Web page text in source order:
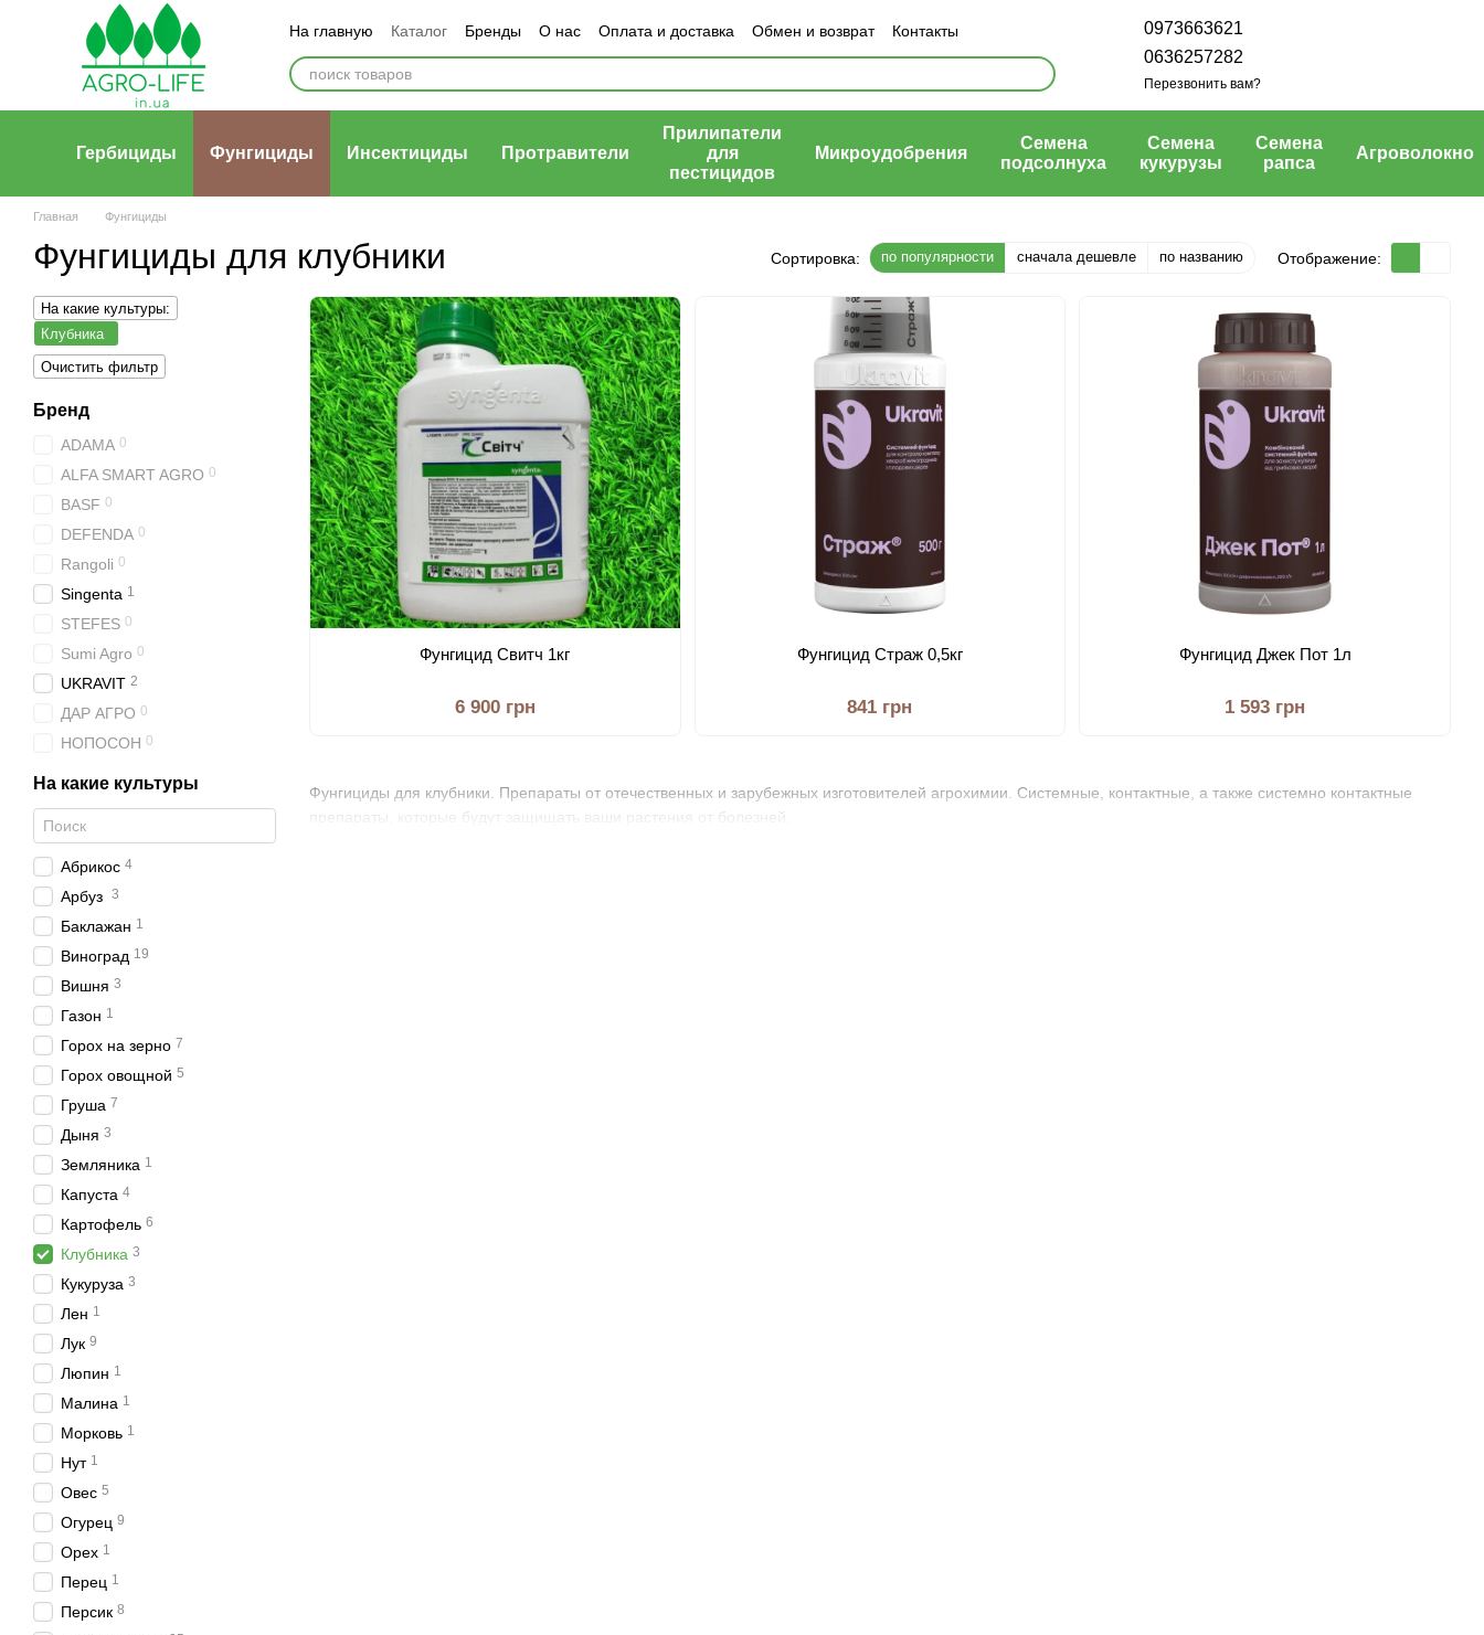
Перейти к основному контенту
На главную Каталог Бренды О нас Оплата и доставка Обмен и возврат Контакты
0973663621
0636257282
Перезвонить вам?
Гербициды Фунгициды Инсектициды Протравители
Прилипатели
для
пестицидов
Микроудобрения
Семена
подсолнуха
Семена
кукурузы
Семена
рапса
Агроволокно
Главная Фунгициды
Фунгициды для клубники Сортировка: по популярности сначала дешевле по названию Отображение:
Фунгициды для клубники. Препараты от отечественных и зарубежных изготовителей агрохимии. Системные, контактные, а также системно контактные
препараты, которые будут защищать ваши растения от болезней.
Фунгицид Свитч 1кг
6 900 грн
Фунгицид Страж 0,5кг
841 грн
Фунгицид Джек Пот 1л
1 593 грн
На какие культуры:
Клубника
Очистить фильтр
Бренд
ADAMA 0
ALFA SMART AGRO 0
BASF 0
DEFENDA 0
Rangoli 0
Singenta 1
STEFES 0
Sumi Agro 0
UKRAVIT 2
ДАР АГРО 0
НОПОСОН 0
На какие культуры
Абрикос 4
Арбуз 3
Баклажан 1
Виноград 19
Вишня 3
Газон 1
Горох на зерно 7
Горох овощной 5
Груша 7
Дыня 3
Земляника 1
Капуста 4
Картофель 6
Клубника 3
Кукуруза 3
Лен 1
Лук 9
Люпин 1
Малина 1
Морковь 1
Нут 1
Овес 5
Огурец 9
Орех 1
Перец 1
Персик 8